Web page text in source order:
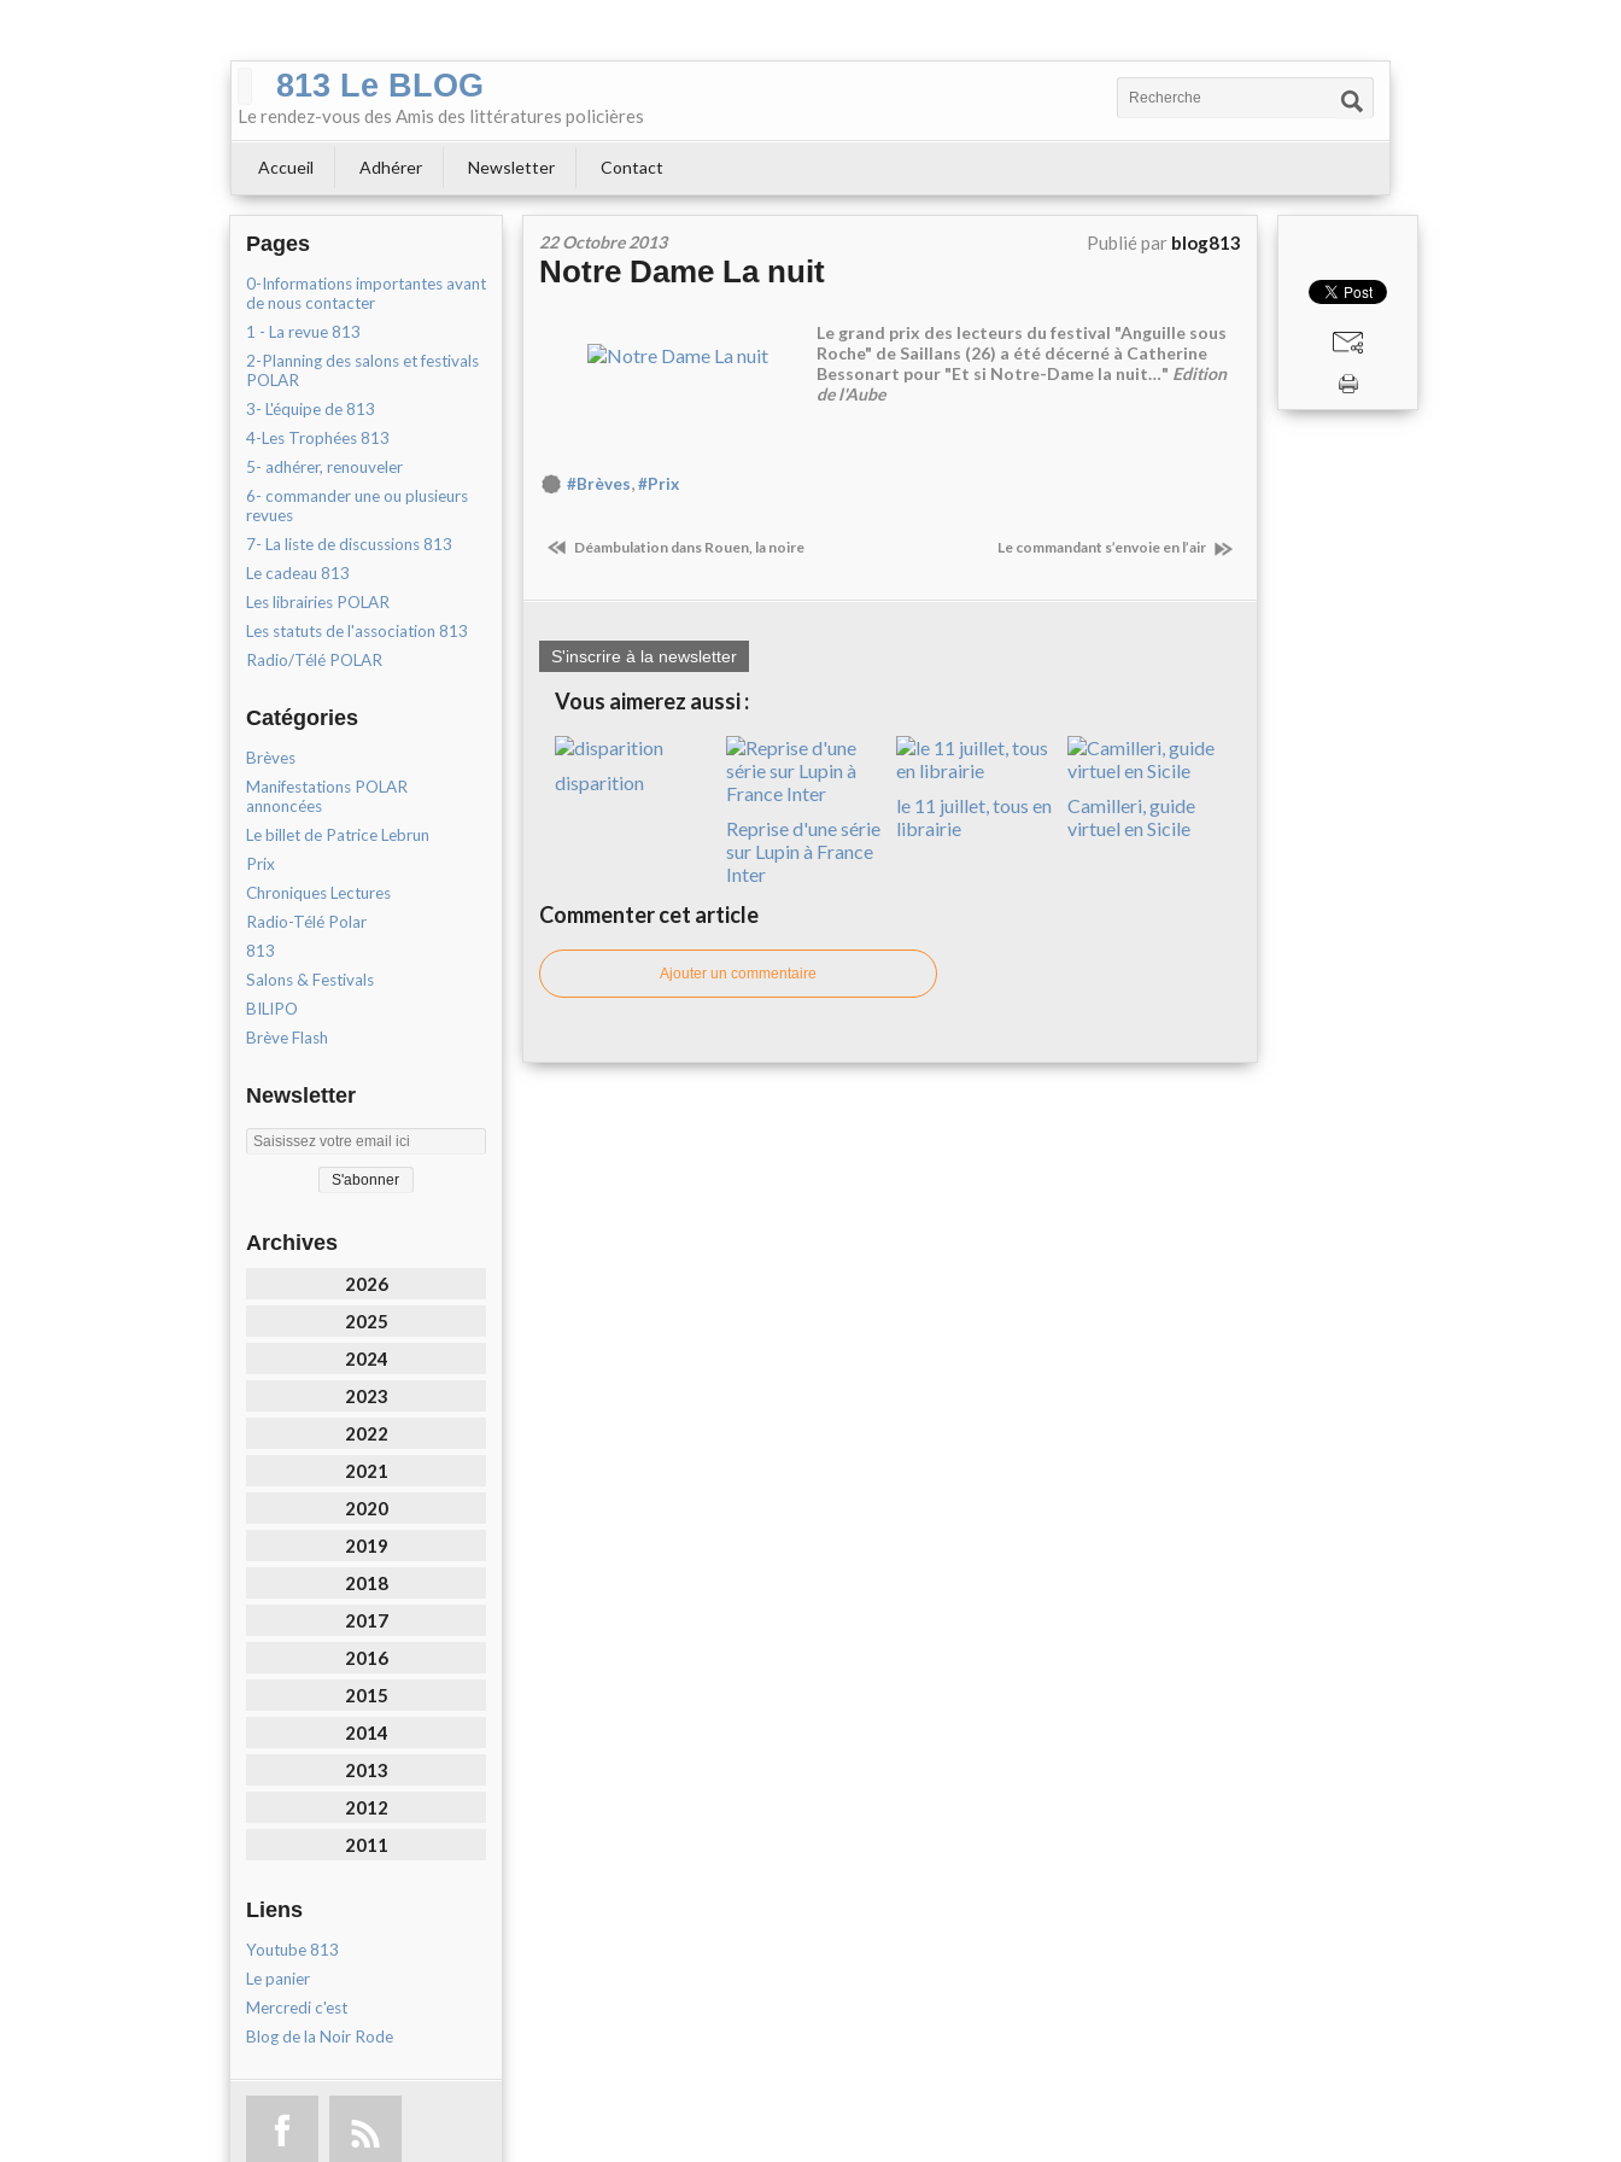
813 Le BLOG
Le rendez-vous des Amis des littératures policières
Accueil Adhérer Newsletter Contact
Pages
0-Informations importantes avant
de nous contacter
1 - La revue 813
2-Planning des salons et festivals
POLAR
3- L'équipe de 813
4-Les Trophées 813
5- adhérer, renouveler
6- commander une ou plusieurs
revues
7- La liste de discussions 813
Le cadeau 813
Les librairies POLAR
Les statuts de l'association 813
Radio/Télé POLAR
Catégories
Brèves
Manifestations POLAR
annoncées
Le billet de Patrice Lebrun
Prix
Chroniques Lectures
Radio-Télé Polar
813
Salons & Festivals
BILIPO
Brève Flash
Newsletter
Archives
2026
2025
2024
2023
2022
2021
2020
2019
2018
2017
2016
2015
2014
2013
2012
2011
Liens
Youtube 813
Le panier
Mercredi c'est
Blog de la Noir Rode
22 Octobre 2013 Publié par blog813
Notre Dame La nuit
Le grand prix des lecteurs du festival "Anguille sous
Roche" de Saillans (26) a été décerné à Catherine
Bessonart pour "Et si Notre-Dame la nuit…" Edition
de l'Aube
#Brèves,#Prix
Déambulation dans Rouen, la noire Le commandant s’envoie en l’air
S'inscrire à la newsletter
Vous aimerez aussi :
disparition
Reprise d'une série
sur Lupin à France
Inter
le 11 juillet, tous en
librairie
Camilleri, guide
virtuel en Sicile
Commenter cet article
Ajouter un commentaire